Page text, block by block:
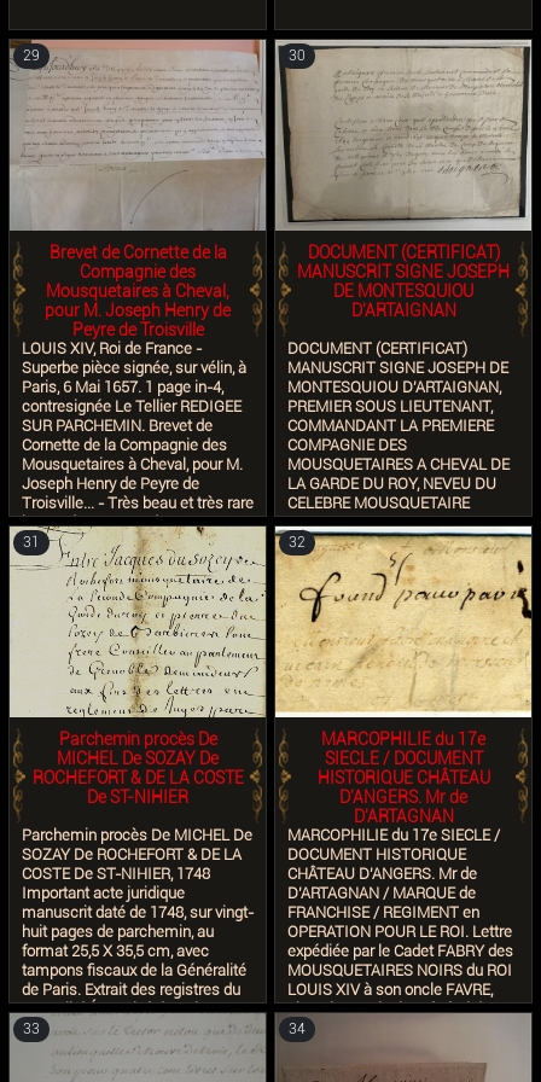
Brevet de Cornette de la
Compagnie des
Mousquetaires à Cheval,
pour M. Joseph Henry de
Peyre de Troisville
LOUIS XIV, Roi de France -
Superbe pièce signée, sur vélin, à
Paris, 6 Mai 1657. 1 page in-4,
contresignée Le Tellier REDIGEE
SUR PARCHEMIN. Brevet de
Cornette de la Compagnie des
Mousquetaires à Cheval, pour M.
Joseph Henry de Peyre de
Troisville... - Très beau et très rare
brevet de Cornette des
Mousquetaires de J. H. de
Troisville (ou Treville) dont le père
fut immortalisé dans cette même
charge par Alexandre Dumas
dans les Trois Mousquetaires.
29
DOCUMENT (CERTIFICAT)
MANUSCRIT SIGNE JOSEPH
DE MONTESQUIOU
D'ARTAIGNAN
DOCUMENT (CERTIFICAT)
MANUSCRIT SIGNE JOSEPH DE
MONTESQUIOU D'ARTAIGNAN,
PREMIER SOUS LIEUTENANT,
COMMANDANT LA PREMIERE
COMPAGNIE DES
MOUSQUETAIRES A CHEVAL DE
LA GARDE DU ROY, NEVEU DU
CELEBRE MOUSQUETAIRE
IMMORTALISE PAR ALEXANDRE
DUMAS (CHARLES DE BATZ,
MORT AU SIEGE DE
MAASTRICHT EN 1673) A Paris
21 avril 1701
30
Parchemin procès De
MICHEL De SOZAY De
ROCHEFORT & DE LA COSTE
De ST-NIHIER
Parchemin procès De MICHEL De
SOZAY De ROCHEFORT & DE LA
COSTE De ST-NIHIER, 1748
Important acte juridique
manuscrit daté de 1748, sur vingt-
huit pages de parchemin, au
format 25,5 X 35,5 cm, avec
tampons fiscaux de la Généralité
de Paris. Extrait des registres du
Conseil d'État Privé du Roi.
Procédure entre Jacques DU
SOZEY De ROCHEFORT,
mousquetaire de la seconde
31
MARCOPHILIE du 17e
SIECLE / DOCUMENT
HISTORIQUE CHÂTEAU
D'ANGERS. Mr de
D'ARTAGNAN
MARCOPHILIE du 17e SIECLE /
DOCUMENT HISTORIQUE
CHÂTEAU D'ANGERS. Mr de
D'ARTAGNAN / MARQUE de
FRANCHISE / REGIMENT en
OPERATION POUR LE ROI. Lettre
expédiée par le Cadet FABRY des
MOUSQUETAIRES NOIRS du ROI
LOUIS XIV à son oncle FAVRE,
chanoine et vicaire général de
Monsieur de NIMES.
Correspondance au sujet du choix
du Roi de Mr D'ARTAGNAN pour
32
33 34